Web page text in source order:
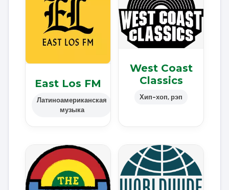
East Los FM
Латиноамериканская
музыка
West Coast
Classics
Хип-хоп, рэп